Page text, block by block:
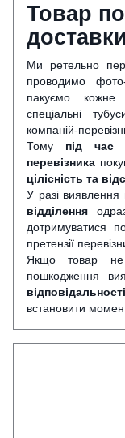
Товар
доставки
Ми ретельно
проводимо
пакуємо кожне
спеціальні
компаній-
Тому під час
перевізника
цілісність та
У разі
відділення
дотримуватися
претензії
Якщо товар не
пошкодження
встановити